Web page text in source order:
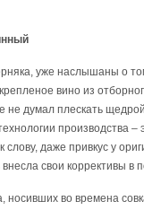
уже наслышаны о
вино из
не думал плескать
производства
даже привкус у
свои коррективы в
носивших во времена